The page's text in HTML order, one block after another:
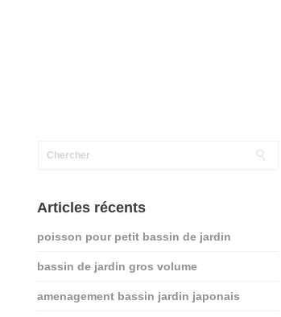
Articles récents
poisson pour petit bassin de jardin
bassin de jardin gros volume
amenagement bassin jardin japonais